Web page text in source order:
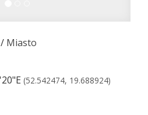
/ Miasto
(52.542474, 19.688924)